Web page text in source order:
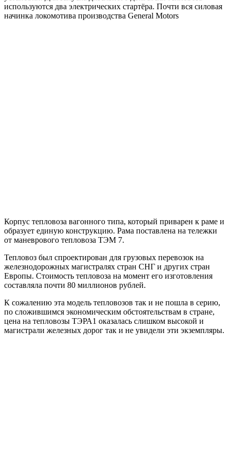
используются два электрических стартёра. Почти вся силовая
начинка локомотива производства General Motors
Корпус тепловоза вагонного типа, который приварен к раме и
образует единую конструкцию. Рама поставлена на тележки
от маневрового тепловоза ТЭМ 7.
Тепловоз был спроектирован для грузовых перевозок на
железнодорожных магистралях стран СНГ и других стран
Европы. Стоимость тепловоза на момент его изготовления
составляла почти 80 миллионов рублей.
К сожалению эта модель тепловозов так и не пошла в серию,
по сложившимся экономическим обстоятельствам в стране,
цена на тепловозы ТЭРА1 оказалась слишком высокой и
магистрали железных дорог так и не увидели эти экземпляры.